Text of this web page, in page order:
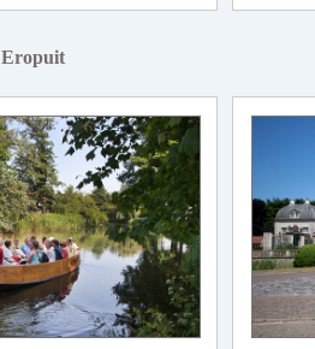
Eropuit